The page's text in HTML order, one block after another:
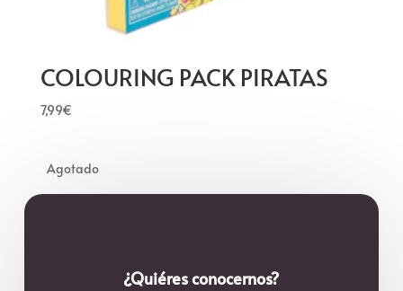
COLOURING PACK PIRATAS
7,99€
¿Quiéres conocernos?